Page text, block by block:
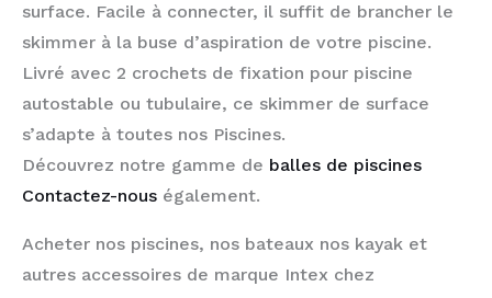
surface. Facile à connecter, il suffit de brancher le
skimmer à la buse d’aspiration de votre piscine.
Livré avec 2 crochets de fixation pour piscine
autostable ou tubulaire, ce skimmer de surface
s’adapte à toutes nos Piscines.
Découvrez notre gamme de balles de piscines
Contactez-nous également.
Acheter nos piscines, nos bateaux nos kayak et
autres accessoires de marque Intex chez